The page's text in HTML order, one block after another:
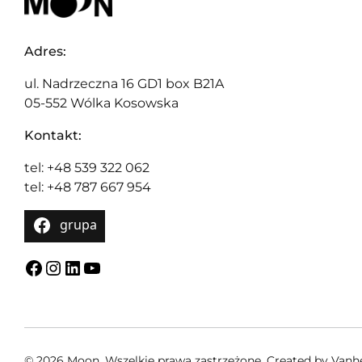
Adres:
ul. Nadrzeczna 16 GD1 box B21A
05-552 Wólka Kosowska
Kontakt:
tel: +48 539 322 062
tel: +48 787 667 954
grupa
Facebook
Instagram
LinkedIn
YouTube